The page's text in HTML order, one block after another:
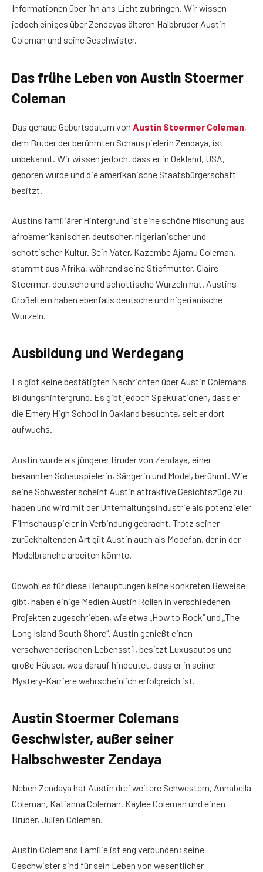
Informationen über ihn ans Licht zu bringen. Wir wissen
jedoch einiges über Zendayas älteren Halbbruder Austin
Coleman und seine Geschwister.
Das frühe Leben von Austin Stoermer
Coleman
Das genaue Geburtsdatum von Austin Stoermer Coleman,
dem Bruder der berühmten Schauspielerin Zendaya, ist
unbekannt. Wir wissen jedoch, dass er in Oakland, USA,
geboren wurde und die amerikanische Staatsbürgerschaft
besitzt.
Austins familiärer Hintergrund ist eine schöne Mischung aus
afroamerikanischer, deutscher, nigerianischer und
schottischer Kultur. Sein Vater, Kazembe Ajamu Coleman,
stammt aus Afrika, während seine Stiefmutter, Claire
Stoermer, deutsche und schottische Wurzeln hat. Austins
Großeltern haben ebenfalls deutsche und nigerianische
Wurzeln.
Ausbildung und Werdegang
Es gibt keine bestätigten Nachrichten über Austin Colemans
Bildungshintergrund. Es gibt jedoch Spekulationen, dass er
die Emery High School in Oakland besuchte, seit er dort
aufwuchs.
Austin wurde als jüngerer Bruder von Zendaya, einer
bekannten Schauspielerin, Sängerin und Model, berühmt. Wie
seine Schwester scheint Austin attraktive Gesichtszüge zu
haben und wird mit der Unterhaltungsindustrie als potenzieller
Filmschauspieler in Verbindung gebracht. Trotz seiner
zurückhaltenden Art gilt Austin auch als Modefan, der in der
Modelbranche arbeiten könnte.
Obwohl es für diese Behauptungen keine konkreten Beweise
gibt, haben einige Medien Austin Rollen in verschiedenen
Projekten zugeschrieben, wie etwa „How to Rock“ und „The
Long Island South Shore“. Austin genießt einen
verschwenderischen Lebensstil, besitzt Luxusautos und
große Häuser, was darauf hindeutet, dass er in seiner
Mystery-Karriere wahrscheinlich erfolgreich ist.
Austin Stoermer Colemans
Geschwister, außer seiner
Halbschwester Zendaya
Neben Zendaya hat Austin drei weitere Schwestern, Annabella
Coleman, Katianna Coleman, Kaylee Coleman und einen
Bruder, Julien Coleman.
Austin Colemans Familie ist eng verbunden; seine
Geschwister sind für sein Leben von wesentlicher